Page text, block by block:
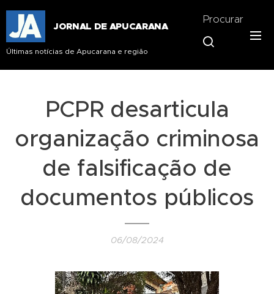
JORNAL DE APUCARANA
Últimas notícias de Apucarana e região
Procurar
PCPR desarticula
organização criminosa
de falsificação de
documentos públicos
06/08/2024